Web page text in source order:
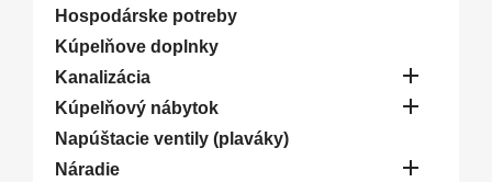
Hospodárske potreby
Kúpelňove doplnky
Kanalizácia

Kúpelňový nábytok 
Napúštacie ventily (plaváky)
Náradie
